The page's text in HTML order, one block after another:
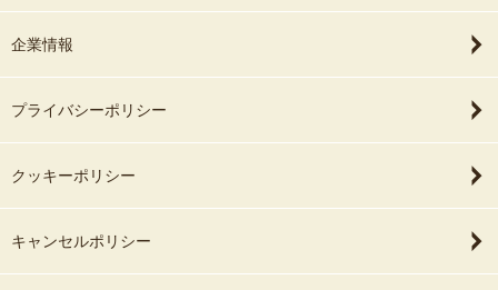
ご家族やご親族の皆さまと、当日の思い出をすぐに楽しんでいただ
けます。
━━━━━━━━━━
七五三では、お子さまの疲れや着崩れを考え、
もちろん当日の状況やご希望に合わせて柔軟に対応いたします。
https://youtube.com/shorts/oQi1Xn2gHCA
https://youtu.be/FhJuZOxZkiU
🌿 森月 勝大（Shoudai Moritsuki）
企業情報
プライバシーポリシー
クッキーポリシー
キャンセルポリシー